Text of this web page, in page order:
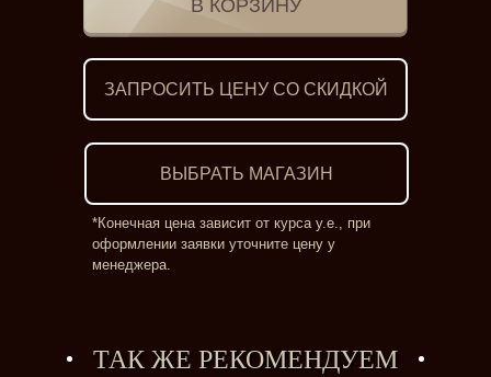
ЗАПРОСИТЬ ЦЕНУ СО СКИДКОЙ
ВЫБРАТЬ МАГАЗИН
*Конечная цена зависит от курса у.е., при
оформлении заявки уточните цену у
менеджера.
ТАК ЖЕ РЕКОМЕНДУЕМ